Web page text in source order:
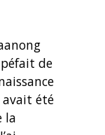
de
avait été
la